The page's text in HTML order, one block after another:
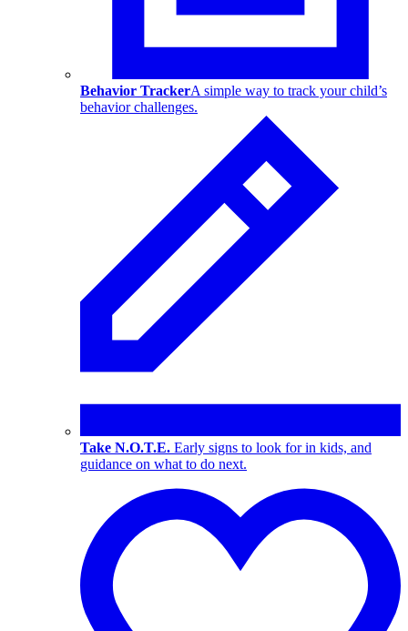
Behavior TrackerA simple way to track your child’s
behavior challenges.
Take N.O.T.E. Early signs to look for in kids, and
guidance on what to do next.